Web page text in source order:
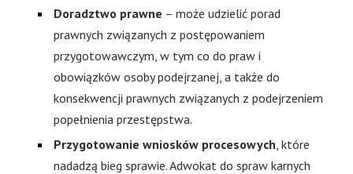
Doradztwo prawne – może udzielić porad
prawnych związanych z postępowaniem
przygotowawczym, w tym co do praw i
obowiązków osoby podejrzanej, a także do
konsekwencji prawnych związanych z podejrzeniem
popełnienia przestępstwa.
Przygotowanie wniosków procesowych, które
nadadzą bieg sprawie. Adwokat do spraw karnych